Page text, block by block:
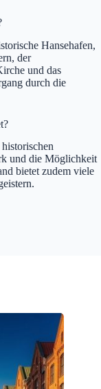
Hansehafen,
der
und das
durch die
und die Möglichkeit
bietet zudem viele